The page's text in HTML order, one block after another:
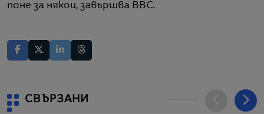
поне за някои, завършва BBC.
СВЪРЗАНИ